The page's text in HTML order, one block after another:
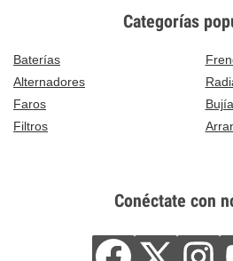
Categorías
Baterías
Alternadores
Faros
Filtros
Conéctate con